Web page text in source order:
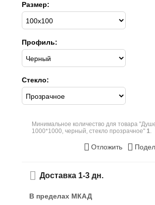
Размер:
Профиль:
Стекло:
Минимальное количество для товара
1000*1000, черный, стекло прозрачное" 1.
Отложить
Доставка 1-3 дн.
В пределах МКАД